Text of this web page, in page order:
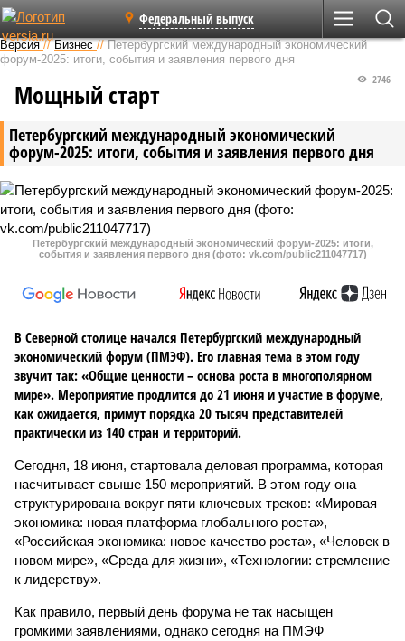
Федеральный выпуск
Версия //Бизнес //Петербургский международный экономический
форум-2025: итоги, события и заявления первого дня
Петербургский международный экономический
форум-2025: итоги, события и заявления первого дня
2746
Мощный старт
Петербургский международный экономический форум-2025: итоги,
события и заявления первого дня (фото: vk.com/public211047717)
В Северной столице начался Петербургский международный
экономический форум (ПМЭФ). Его главная тема в этом году
звучит так: «Общие ценности – основа роста в многополярном
мире». Мероприятие продлится до 21 июня и участие в форуме,
как ожидается, примут порядка 20 тысяч представителей
практически из 140 стран и территорий.
Сегодня, 18 июня, стартовала деловая программа, которая
насчитывает свыше 150 мероприятий. В этом году она
структурирована вокруг пяти ключевых треков: «Мировая
экономика: новая платформа глобального роста»,
«Российская экономика: новое качество роста», «Человек в
новом мире», «Среда для жизни», «Технологии: стремление
к лидерству».
Как правило, первый день форума не так насыщен
громкими заявлениями, однако сегодня на ПМЭФ